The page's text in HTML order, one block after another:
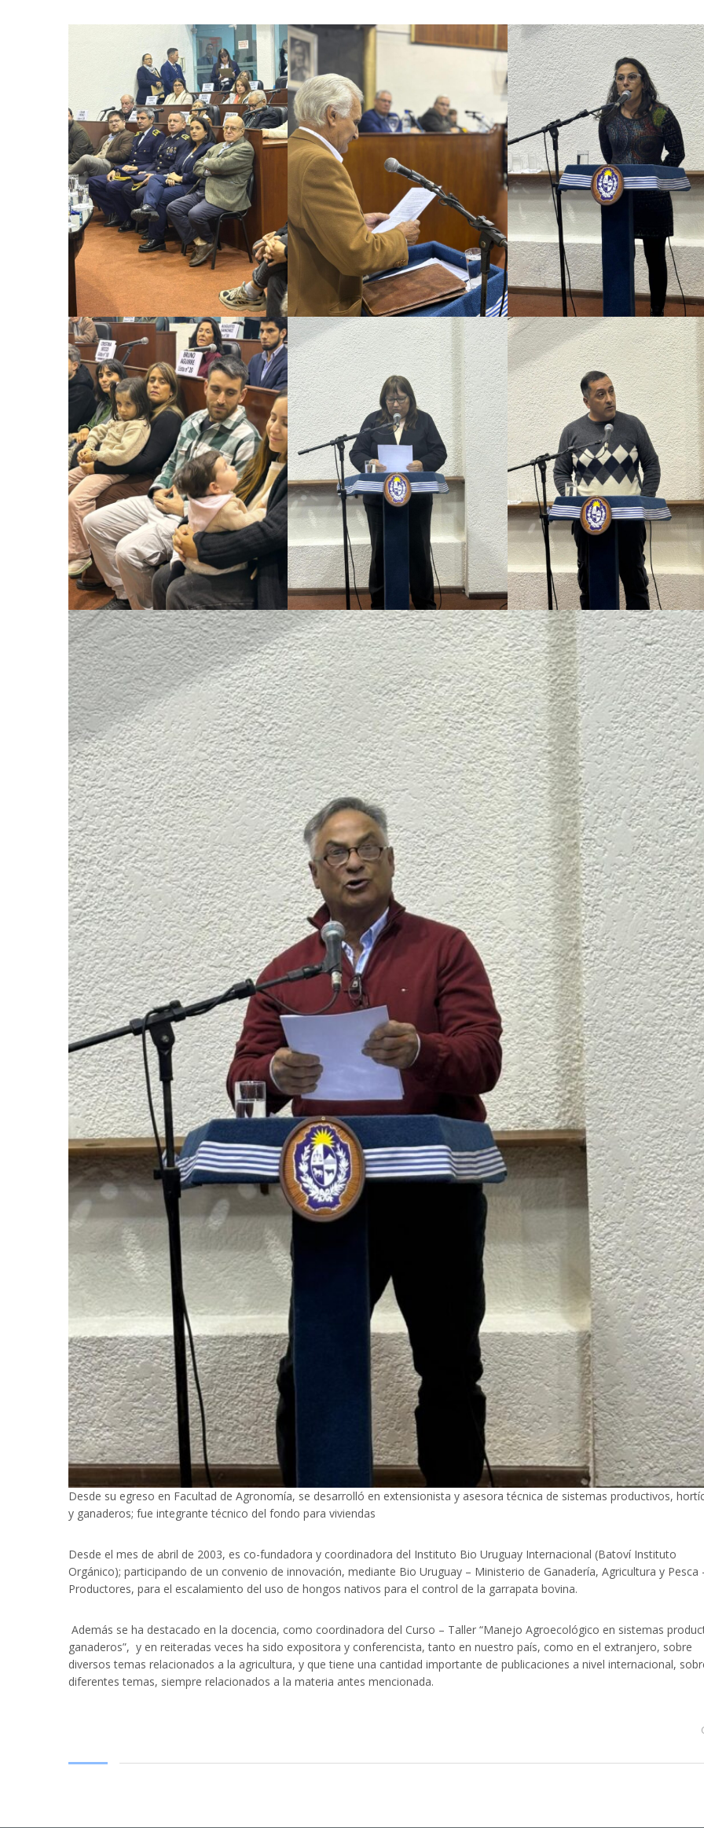
Desde su egreso en Facultad de Agronomía, se desarrolló en extensionista y asesora técnica de sistemas productivos,
y ganaderos; fue integrante técnico del fondo para viviendas
Desde el mes de abril de 2003, es co-fundadora y coordinadora del Instituto Bio Uruguay Internacional (Batoví Instituto
Orgánico); participando de un convenio de innovación, mediante Bio Uruguay – Ministerio de Ganadería, Agricultura y Pesca
Productores, para el escalamiento del uso de hongos nativos para el control de la garrapata bovina.
Además se ha destacado en la docencia, como coordinadora del Curso – Taller “Manejo Agroecológico en sistemas
ganaderos”, y en reiteradas veces ha sido expositora y conferencista, tanto en nuestro país, como en el extranjero, sobre
diversos temas relacionados a la agricultura, y que tiene una cantidad importante de publicaciones a nivel internacional,
diferentes temas, siempre relacionados a la materia antes mencionada.